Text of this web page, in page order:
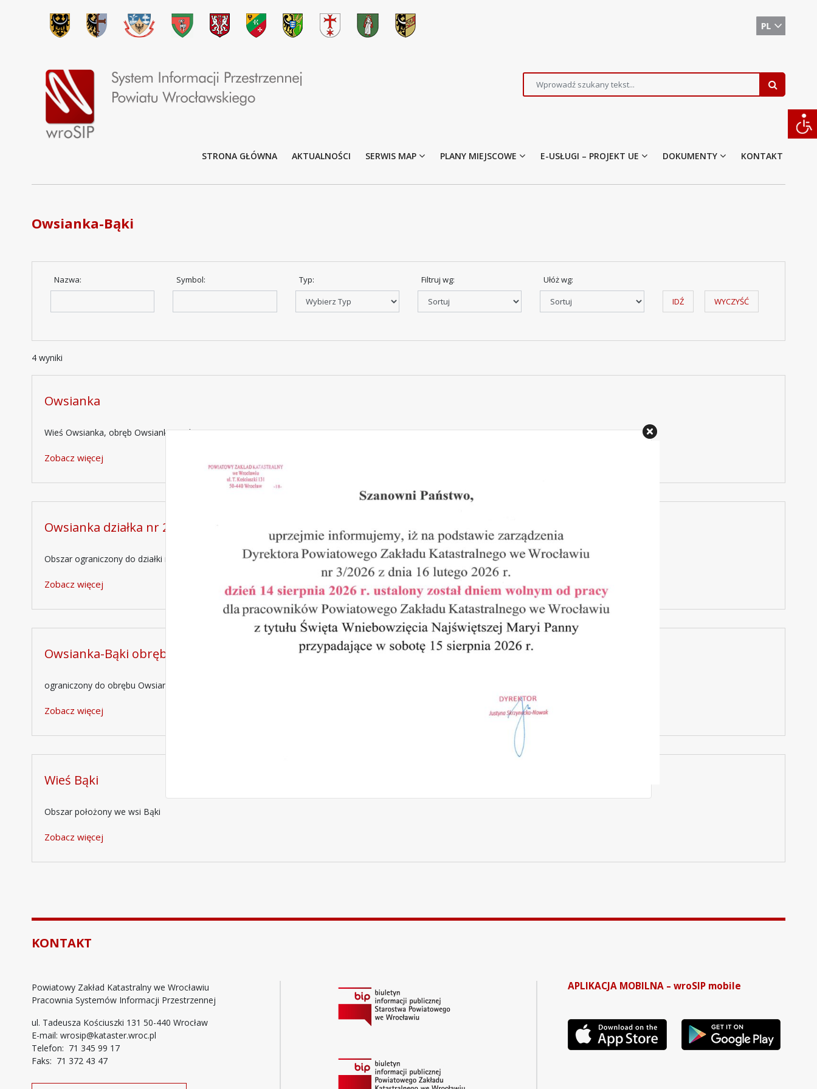
STRONA GŁÓWNA AKTUALNOŚCI SERWIS MAP PLANY MIEJSCOWE E-USŁUGI – PROJEKT UE DOKUMENTY KONTAKT
Owsianka-Bąki
Nazwa: Symbol: Typ: Filtruj wg:
Ułóż wg:
IDŹ
WYCZYŚĆ
4 wyniki
Owsianka
Wieś Owsianka, obręb Owsianka- Bąki
Zobacz więcej
Owsianka działka nr 20 i części działek nr 76, 77 i 81
Obszar ograniczony do działki nr 20 i części działek nr 76, 77 i 81 położonych we wsi Owsianka
Zobacz więcej
Owsianka-Bąki obręb
ograniczony do obrębu Owsianka-Bąki z wyłączeniem terenu mpzp wsi Owsianka (F3) i części terenu mpzp wsi Bąki (F4)
Zobacz więcej
Wieś Bąki
Obszar położony we wsi Bąki
Zobacz więcej
KONTAKT
Powiatowy Zakład Katastralny we Wrocławiu
Pracownia Systemów Informacji Przestrzennej
ul. Tadeusza Kościuszki 131 50-440 Wrocław
E-mail: wrosip@kataster.wroc.pl
Telefon: 71 345 99 17
Faks: 71 372 43 47
APLIKACJA MOBILNA – wroSIP mobile